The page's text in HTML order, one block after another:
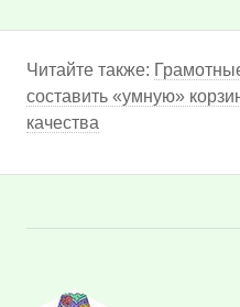
Читайте также:
составить «умную»
качества